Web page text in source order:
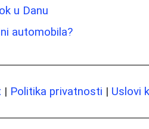
u Danu
automobila?
| Politika privatnosti | Uslovi